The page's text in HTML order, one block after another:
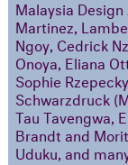
Malaysia
Martinez,
Ngoy, Cedrick
Onoya, Eliana
Sophie
Schwarzdruck
Tau Tavengwa,
Brandt and
Uduku, and